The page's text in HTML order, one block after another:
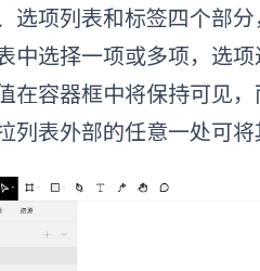
选项列表和标签四个部
中选择一项或多项，选
在容器框中将保持可见
列表外部的任意一处可将